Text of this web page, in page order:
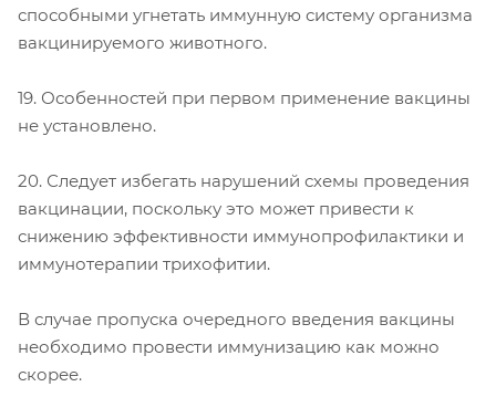
способными угнетать иммунную систему организма
вакцинируемого животного.
19. Особенностей при первом применение вакцины
не установлено.
20. Следует избегать нарушений схемы проведения
вакцинации, поскольку это может привести к
снижению эффективности иммунопрофилактики и
иммунотерапии трихофитии.
В случае пропуска очередного введения вакцины
необходимо провести иммунизацию как можно
скорее.